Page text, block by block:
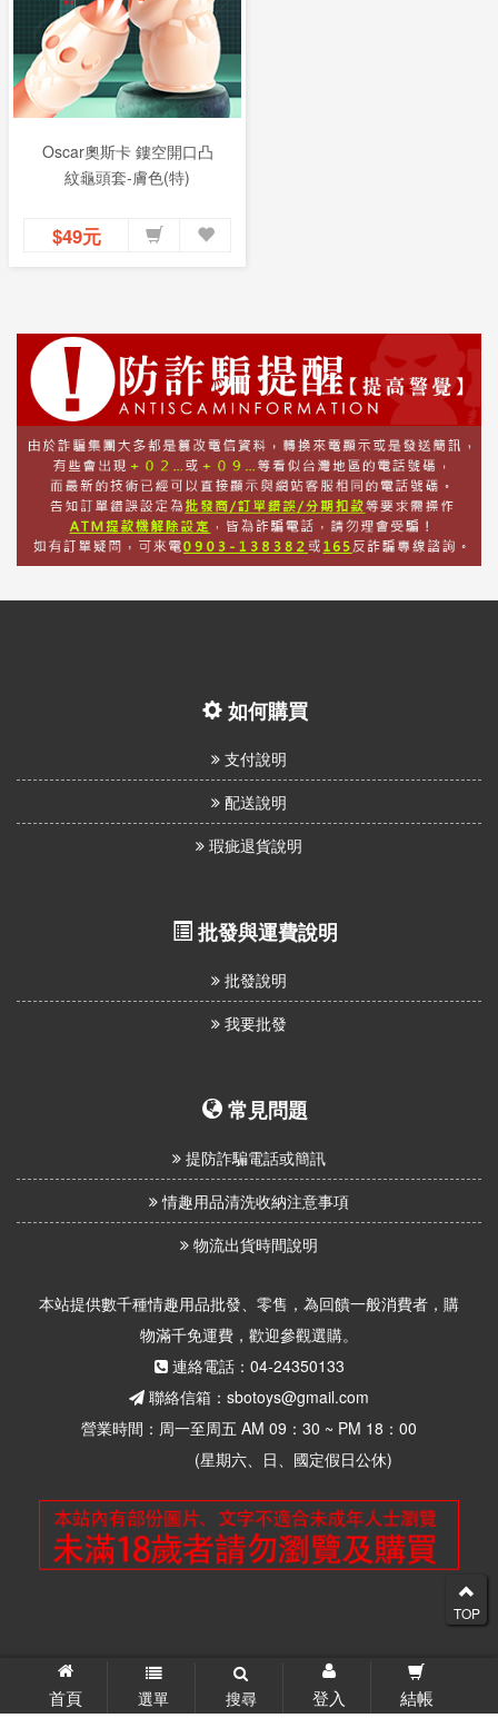
首頁 選單 搜尋 登入 結帳
Oscar奧斯卡 鏤空開口凸
紋龜頭套-膚色(特)
$49元
如何購買
支付說明
配送說明
瑕疵退貨說明
批發與運費說明
批發說明
我要批發
常見問題
提防詐騙電話或簡訊
情趣用品清洗收納注意事項
物流出貨時間說明
本站提供數千種情趣用品批發、零售，為回饋一般消費者，購
物滿千免運費，歡迎參觀選購。
連絡電話：04-24350133
聯絡信箱：sbotoys@gmail.com
營業時間：周一至周五 AM 09：30 ~ PM 18：00
(星期六、日、國定假日公休)
© 2026 思柏情趣用品批發零售 版權所有
TOP